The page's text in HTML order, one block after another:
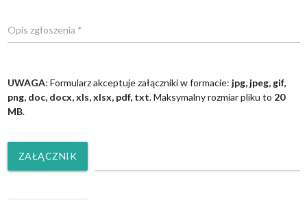
Opis zgłoszenia *
UWAGA: Formularz akceptuje załączniki w formacie: jpg, jpeg, gif,
png, doc, docx, xls, xlsx, pdf, txt. Maksymalny rozmiar pliku to 20
MB.
ZAŁĄCZNIK